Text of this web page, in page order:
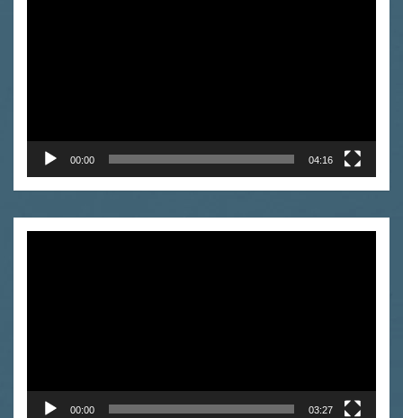
00:00 04:16
00:00 03:27